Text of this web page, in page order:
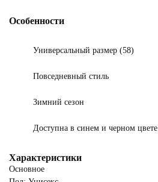
Особенности
Универсальный размер (58)
Повседневный стиль
Зимний сезон
Доступна в синем и черном цвете
Характеристики
Основное